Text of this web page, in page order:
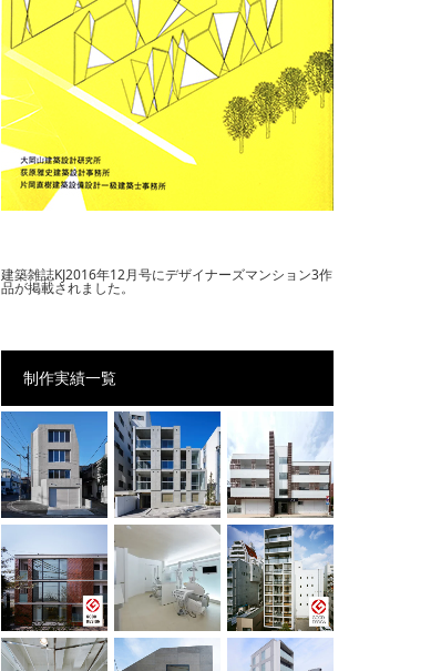
建築雑誌KJ2016年12月号にデザイナーズマンション3作
品が掲載されました。
制作実績一覧